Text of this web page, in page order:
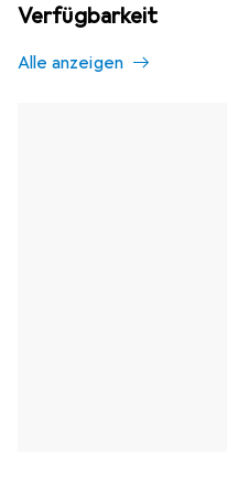
Verfügbarkeit
Alle anzeigen